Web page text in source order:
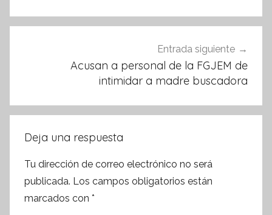
Entrada siguiente
Acusan a personal de la FGJEM de
intimidar a madre buscadora
Deja una respuesta
Tu dirección de correo electrónico no será
publicada. Los campos obligatorios están
marcados con *